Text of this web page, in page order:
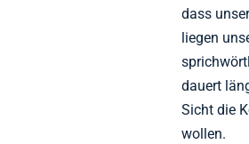
dass
liegen
dauert
Sicht die
wollen.